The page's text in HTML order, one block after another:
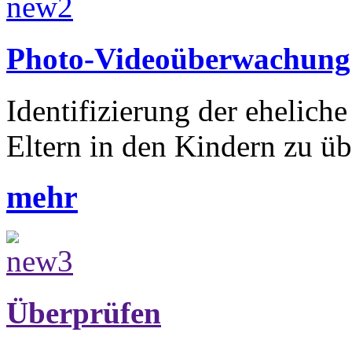
Photo-Videoüberwachung
Identifizierung der
Eltern in den Kindern zu
mehr
Überprüfen